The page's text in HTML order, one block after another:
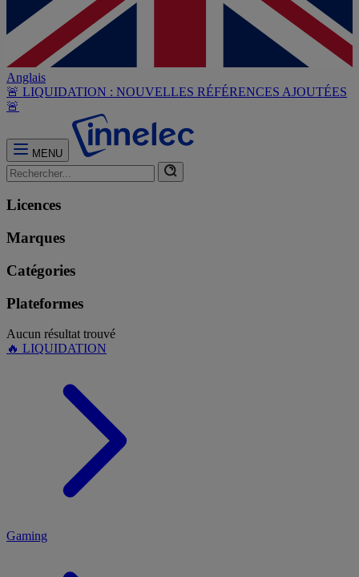
Anglais
🚨 LIQUIDATION : NOUVELLES RÉFÉRENCES AJOUTÉES
🚨
MENU
Licences
Marques
Catégories
Plateformes
Aucun résultat trouvé
🔥 LIQUIDATION
Gaming